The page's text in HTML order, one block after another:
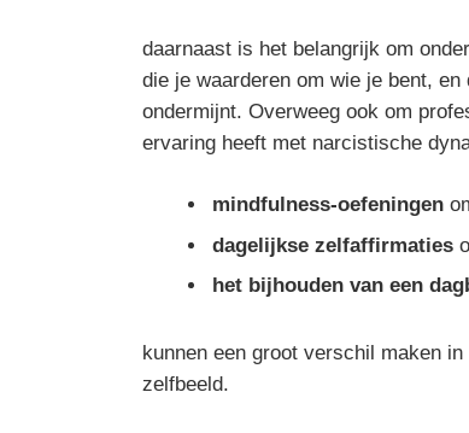
daarnaast is het belangrijk om
die je waarderen om wie je bent,
ondermijnt. Overweeg ook om
ervaring heeft met narcistische
mindfulness-oefeningen
dagelijkse zelfaffirmaties
het bijhouden van een
kunnen een groot verschil maken
zelfbeeld.